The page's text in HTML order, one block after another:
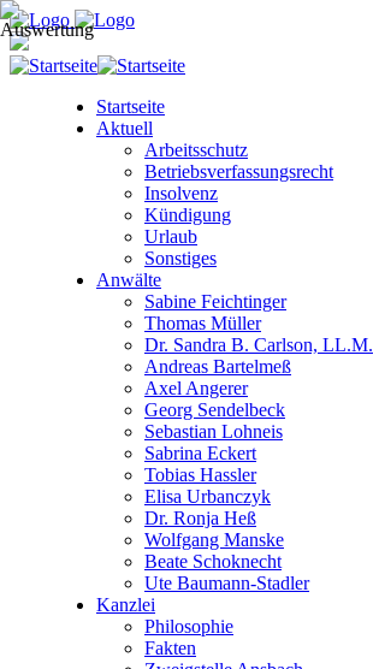
Startseite
Aktuell
Arbeitsschutz
Betriebsverfassungsrecht
Insolvenz
Kündigung
Urlaub
Sonstiges
Anwälte
Sabine Feichtinger
Thomas Müller
Dr. Sandra B. Carlson, LL.M.
Andreas Bartelmeß
Axel Angerer
Georg Sendelbeck
Sebastian Lohneis
Sabrina Eckert
Tobias Hassler
Elisa Urbanczyk
Dr. Ronja Heß
Wolfgang Manske
Beate Schoknecht
Ute Baumann-Stadler
Kanzlei
Philosophie
Fakten